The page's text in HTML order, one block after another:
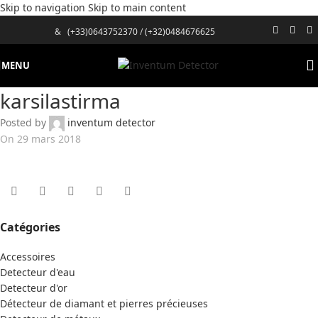
Skip to navigation Skip to main content
& (+33)0643752370/(+32)0484676625
MENU
karsilastirma
Posted by
inventum detector
On 29 mars 2018
Catégories
Accessoires
Detecteur d'eau
Detecteur d'or
Détecteur de diamant et pierres précieuses